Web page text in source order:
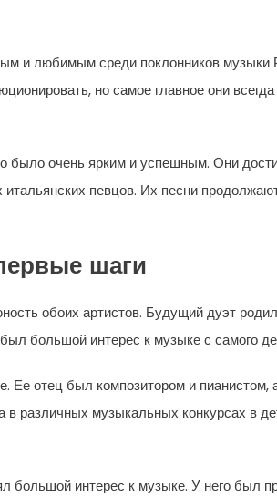
и любимым среди поклонников
но самое главное они
было очень ярким и успешным. Они
певцов. Их песни
шаги
обоих артистов. Будущий дуэт
большой интерес к музыке с самого
отец был композитором и пианистом,
в различных музыкальных конкурсах в
интерес к музыке. У него был